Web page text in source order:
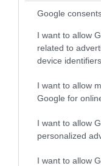
Google
I want to allow
related to
device
I want to allow
Google for
I want to allow
personalized
I want to allow
PRONEWS.GR /
ΟΑΚΑ:
από τον
1948 την
07.08.2026 | 13:36